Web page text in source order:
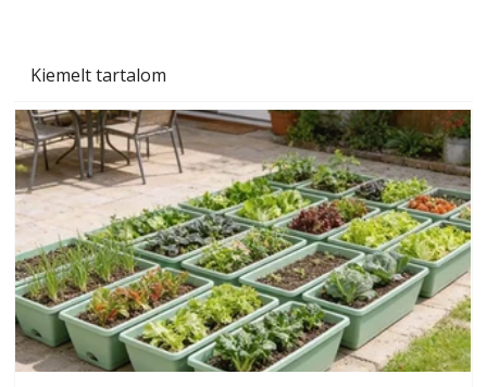
Kiemelt tartalom